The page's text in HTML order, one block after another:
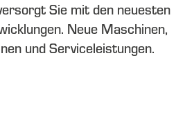
Sie mit den neuesten
Neue Maschinen,
und Serviceleistungen.